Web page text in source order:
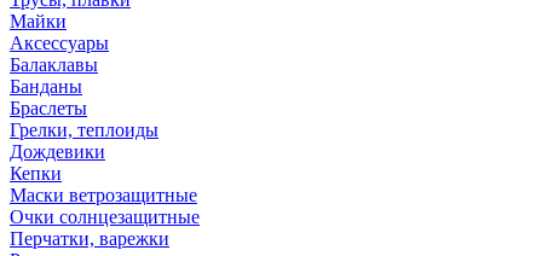
Майки
Аксессуары
Балаклавы
Банданы
Браслеты
Грелки, теплоиды
Дождевики
Кепки
Маски ветрозащитные
Очки солнцезащитные
Перчатки, варежки